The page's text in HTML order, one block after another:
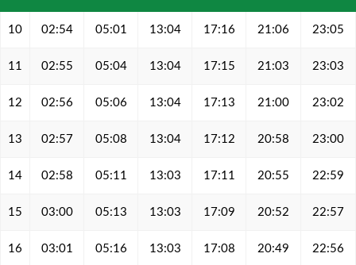
10 02:54 05:01 13:04 17:16 21:06 23:05
11 02:55 05:04 13:04 17:15 21:03 23:03
12 02:56 05:06 13:04 17:13 21:00 23:02
13 02:57 05:08 13:04 17:12 20:58 23:00
14 02:58 05:11 13:03 17:11 20:55 22:59
15 03:00 05:13 13:03 17:09 20:52 22:57
16 03:01 05:16 13:03 17:08 20:49 22:56